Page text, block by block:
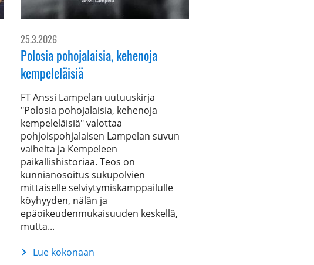
25.3.2026
Polosia pohojalaisia, kehenoja
kempeleläisiä
FT Anssi Lampelan uutuuskirja
"Polosia pohojalaisia, kehenoja
kempeleläisiä" valottaa
pohjoispohjalaisen Lampelan suvun
vaiheita ja Kempeleen
paikallishistoriaa. Teos on
kunnianosoitus sukupolvien
mittaiselle selviytymiskamppailulle
köyhyyden, nälän ja
epäoikeudenmukaisuuden keskellä,
mutta...
Lue kokonaan
Polosia